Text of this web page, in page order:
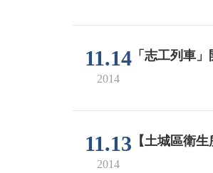
11.14
2014
「志工列車
11.13
2014
【土城區衛